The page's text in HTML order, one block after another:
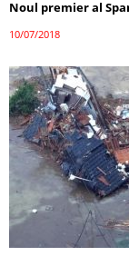
Noul premier al
10/07/2018